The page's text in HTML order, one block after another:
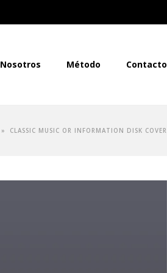
Nosotros Método Contacto
» CLASSIC MUSIC OR INFORMATION DISK COVER